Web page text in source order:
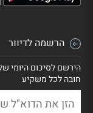
הרשמה לדיוור
הירשם לסיכום היומי
חובה לכל משקיע